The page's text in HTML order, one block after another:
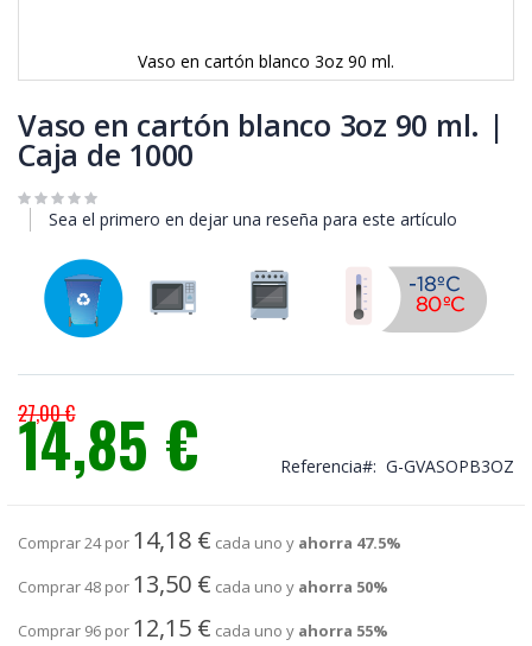
Vaso en cartón blanco 3oz 90 ml.
al
comienzo
de
galería
Vaso en cartón blanco 3oz 90 ml. |
Caja de 1000
Sea el primero en dejar una reseña para este artículo
27,00 €
Precio
especial
14,85 € Referencia G-GVASOPB3OZ
Comprar 24 por 14,18 € cada uno y ahorra 47.5%
Comprar 48 por 13,50 € cada uno y ahorra 50%
Comprar 96 por 12,15 € cada uno y ahorra 55%